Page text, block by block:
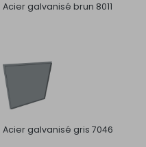
Acier galvanisé brun 8011
Acier galvanisé gris 7046